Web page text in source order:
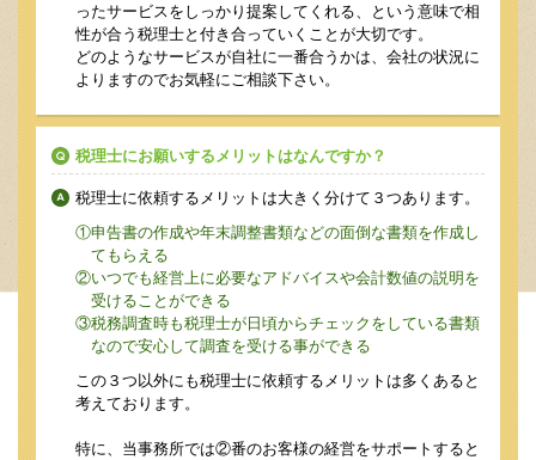
ったサービスをしっかり提案してくれる、という意味で相
性が合う税理士と付き合っていくことが大切です。
どのようなサービスが自社に一番合うかは、会社の状況に
よりますのでお気軽にご相談下さい。
税理士にお願いするメリットはなんですか？
税理士に依頼するメリットは大きく分けて３つあります。
①申告書の作成や年末調整書類などの面倒な書類を作成し
てもらえる
②いつでも経営上に必要なアドバイスや会計数値の説明を
受けることができる
③税務調査時も税理士が日頃からチェックをしている書類
なので安心して調査を受ける事ができる
この３つ以外にも税理士に依頼するメリットは多くあると
考えております。
特に、当事務所では②番のお客様の経営をサポートすると